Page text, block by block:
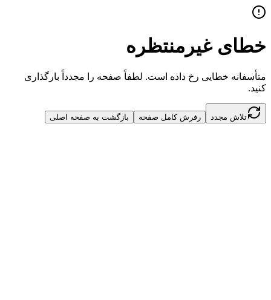
خطای غیرمنتظره
متأسفانه خطایی رخ داده است. لطفاً صفحه را مجدداً بارگذاری
کنید.
تلاش مجدد رفرش کامل صفحه بازگشت به صفحه اصلی